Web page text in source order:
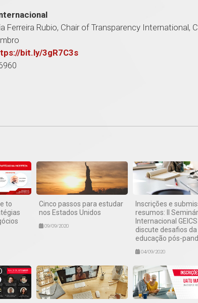
Ferreira Rubio, Chair of Transparency International,
bit.ly/3gR7C3s
to
Cinco passos para estudar
nos Estados Unidos
09/09/2020
Inscrições e
resumos: II
Internacional GEICS
discute desafios da
educação pós-
04/09/2020